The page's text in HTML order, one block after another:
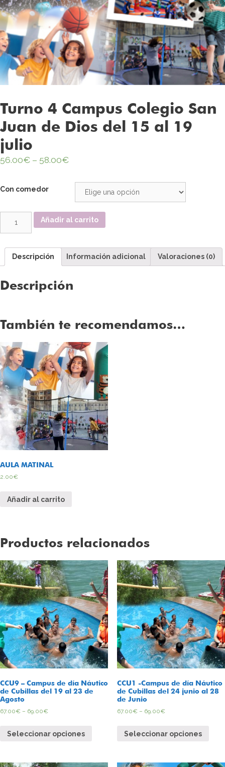
Turno 4 Campus Colegio San
Juan de Dios del 15 al 19
julio
56.00€ – 58.00€
Con comedor
Añadir al carrito
Descripción Información adicional Valoraciones (0)
Descripción
También te recomendamos…
AULA MATINAL
2.00€
Añadir al carrito
Productos relacionados
CCU9 – Campus de día Náutico
de Cubillas del 19 al 23 de
Agosto
67.00€ – 69.00€
Seleccionar opciones
CCU1 -Campus de día Náutico
de Cubillas del 24 junio al 28
de Junio
67.00€– 69.00€
Seleccionar opciones